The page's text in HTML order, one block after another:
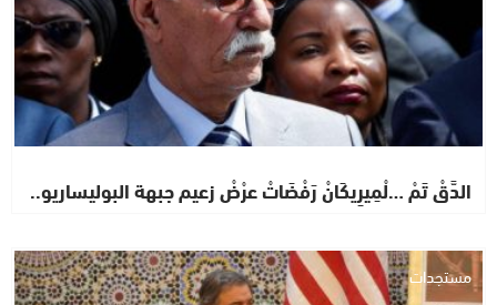
الدَّقْ تَمْ …لْمِيرِيكَانْ رَفْضَاتْ عرْضْ زعيم جبهة البوليساريو..
مستجدات